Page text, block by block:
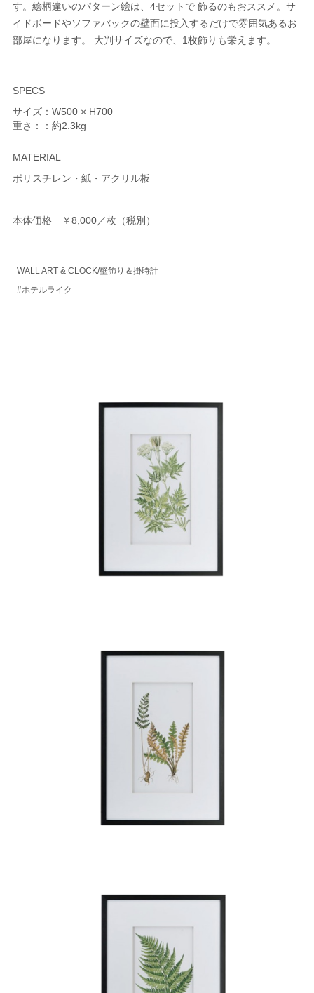
す。絵柄違いのパターン絵は、4セットで 飾るのもおススメ。サ
イドボードやソファバックの壁面に投入するだけで雰囲気あるお
部屋になります。 大判サイズなので、1枚飾りも栄えます。
SPECS
サイズ：W500 × H700
重さ：：約2.3kg
MATERIAL
ポリスチレン・紙・アクリル板
本体価格 ￥8,000／枚（税別）
WALL ART & CLOCK/壁飾り＆掛時計
#ホテルライク